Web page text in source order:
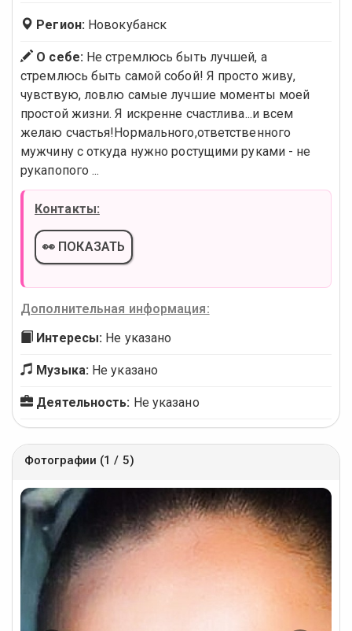
Регион: Новокубанск
О себе:Не стремлюсь быть лучшей, а
стремлюсь быть самой собой! Я просто живу,
чувствую, ловлю самые лучшие моменты моей
простой жизни. Я искренне счастлива...и всем
желаю счастья!Нормального,ответственного
мужчину с откуда нужно ростущими руками - не
рукапопого ...
Контакты:
👀 ПОКАЗАТЬ
Дополнительная информация:
Интересы: Не указано
Музыка: Не указано
Деятельность: Не указано
Фотографии (1 / 5)